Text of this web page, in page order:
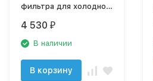
фильтра для холодной
4 530 ₽
В наличии
В корзину